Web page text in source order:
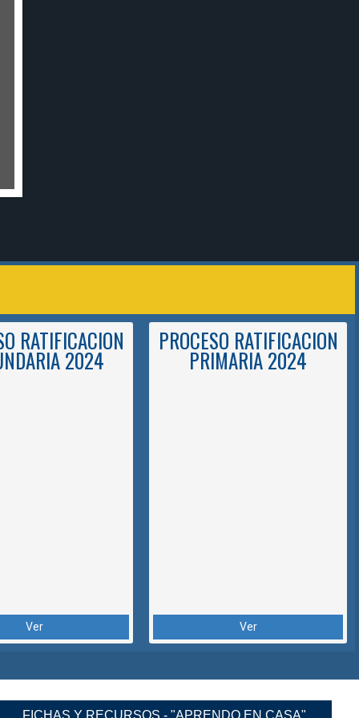
RATIFICACION
2024
Ver
PROCESO RATIFICACION
PRIMARIA 2024
Ver
FICHAS Y RECURSOS - "APRENDO EN CASA"